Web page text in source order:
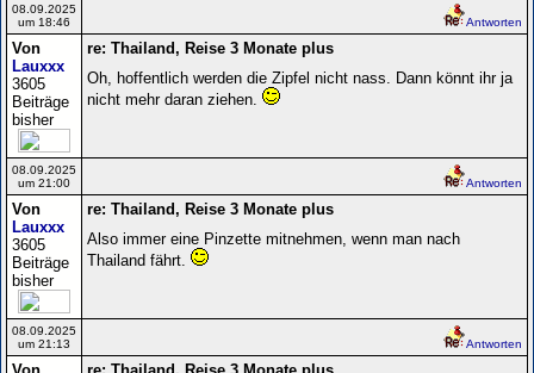
08.09.2025
um 18:46
Antworten
Von
Lauxxx
3605
Beiträge
bisher
re: Thailand, Reise 3 Monate plus
Oh, hoffentlich werden die Zipfel nicht nass. Dann könnt ihr ja
nicht mehr daran ziehen.
08.09.2025
um 21:00
Antworten
Von
Lauxxx
3605
Beiträge
bisher
re: Thailand, Reise 3 Monate plus
Also immer eine Pinzette mitnehmen, wenn man nach
Thailand fährt.
08.09.2025
um 21:13
Antworten